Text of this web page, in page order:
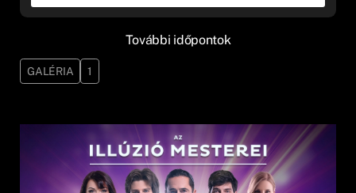
További időpontok
GALÉRIA 1